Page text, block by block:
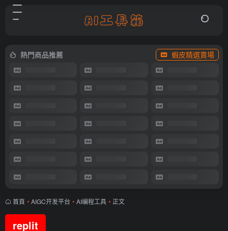
熱門商品推薦 蝦皮精選賣場
首頁 • AIGC开发平台 • AI编程工具 • 正文
replit